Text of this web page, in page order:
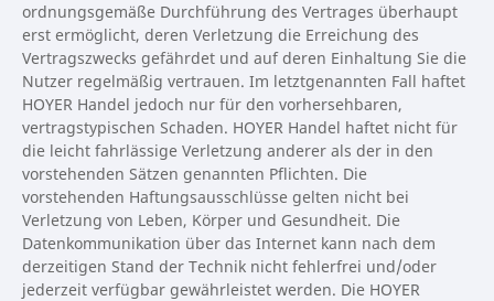
ordnungsgemäße Durchführung des Vertrages überhaupt
erst ermöglicht, deren Verletzung die Erreichung des
Vertragszwecks gefährdet und auf deren Einhaltung Sie die
Nutzer regelmäßig vertrauen. Im letztgenannten Fall haftet
HOYER Handel jedoch nur für den vorhersehbaren,
vertragstypischen Schaden. HOYER Handel haftet nicht für
die leicht fahrlässige Verletzung anderer als der in den
vorstehenden Sätzen genannten Pflichten. Die
vorstehenden Haftungsausschlüsse gelten nicht bei
Verletzung von Leben, Körper und Gesundheit. Die
Datenkommunikation über das Internet kann nach dem
derzeitigen Stand der Technik nicht fehlerfrei und/oder
jederzeit verfügbar gewährleistet werden. Die HOYER